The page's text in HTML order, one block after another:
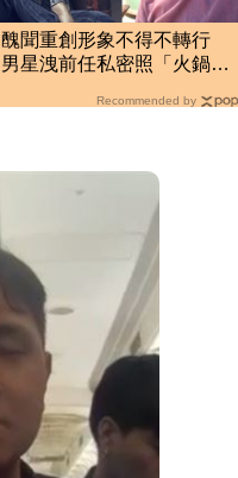
醜聞重創形象不得不轉行
男星洩前任私密照「火鍋店
Recommended by